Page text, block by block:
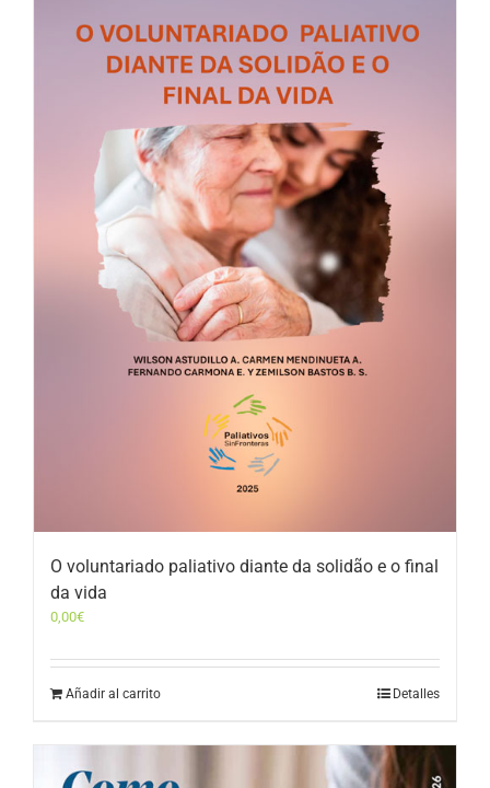
O voluntariado paliativo diante da solidão e o final
da vida
0,00€
Añadir al carrito Detalles